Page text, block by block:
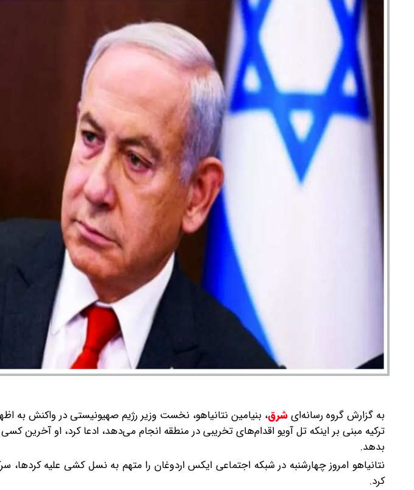
به گزارش گروه رسانه‌ایشرق، بنیامین نتانیاهو، نخست وزیر رژیم صهیونیستی در واکنش
ترکیه مبنی بر اینکه تل آویو اقدام‌های تخریبی در منطقه انجام می‌دهد، ادعا کرد، او آخرین
بدهد.
نتانیاهو امروز چهارشنبه در شبکه اجتماعی ایکس اردوغان را متهم به نسل کشی علیه
کرد.